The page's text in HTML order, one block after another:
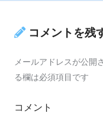
コメントを残
メールアドレスが公開
る欄は必須項目です
コメント